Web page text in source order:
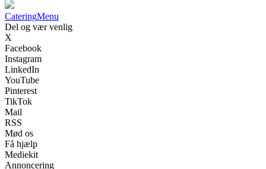
CateringMenu
Del og vær venlig
X
Facebook
Instagram
LinkedIn
YouTube
Pinterest
TikTok
Mail
RSS
Mød os
Få hjælp
Mediekit
Annoncering